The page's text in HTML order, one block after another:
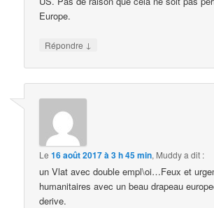
Europe.
Répondre ↓
Le16 août 2017 à 3 h 45 min, Muddya dit :
un Vlat avec double empl\oi…Feux et
humanitaires avec un beau drapeau
derive.